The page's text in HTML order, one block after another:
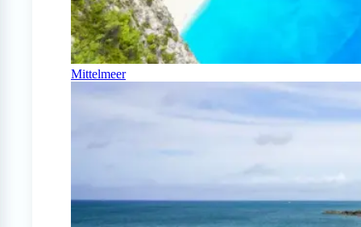
Mittelmeer